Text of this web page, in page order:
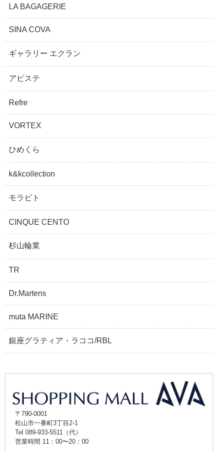
LA BAGAGERIE
SINA COVA
ギャラリー エクラン
アビステ
Refre
VORTEX
ひめくら
k&kcollection
モラビト
CINQUE CENTO
杉山輪業
TR
Dr.Martens
muta MARINE
銀座グラティア・ラココ/RBL
〒790-0001
松山市一番町3丁目2-1
Tel 089-933-5511（代）
営業時間 11：00〜20：00